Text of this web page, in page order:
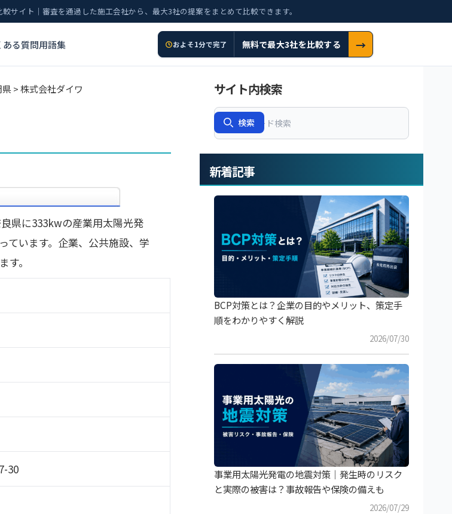
サイト｜審査を通過した施工会社から、最大3社の提案をまとめて比較できます。
ある質問用語集 およそ1分で完了 無料で最大3社を比較する →
県> 株式会社ダイワ
県に333kwの産業用太陽光発
ています。企業、公共施設、学
。
30
サイト内検索
Search
検索
新着記事
BCP対策とは？企業の目的やメリット、策定手
順をわかりやすく解説
2026/07/30
事業用太陽光発電の地震対策｜発生時のリスク
と実際の被害は？事故報告や保険の備えも
2026/07/29